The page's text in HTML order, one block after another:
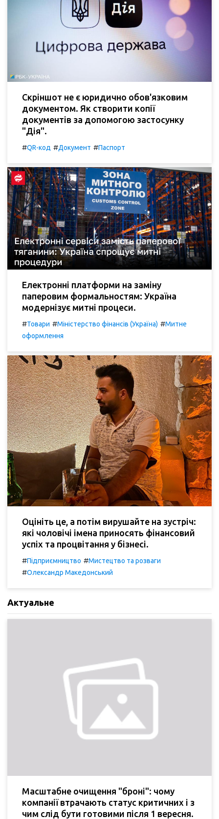
Скріншот не є юридично обов'язковим
документом. Як створити копії
документів за допомогою застосунку
"Дія".
#QR-код #Документ #Паспорт
Електронні платформи на заміну
паперовим формальностям: Україна
модернізує митні процеси.
#Товари #Міністерство фінансів (Україна) #Митне
оформлення
Оцініть це, а потім вирушайте на зустріч:
які чоловічі імена приносять фінансовий
успіх та процвітання у бізнесі.
#Підприємництво #Мистецтво та розваги
#Олександр Македонський
Актуальне
Масштабне очищення "броні": чому
компанії втрачають статус критичних і з
чим слід бути готовими після 1 вересня.